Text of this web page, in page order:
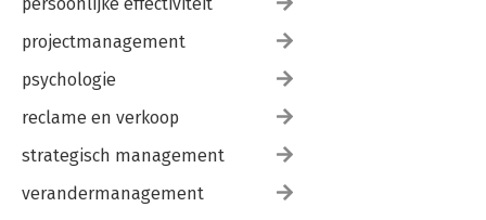
De schrijvers 266
De bronnen 270
Het team 272
Sponsoren en donateurs 272
projectmanagement
psychologie
reclame en verkoop
strategisch management
verandermanagement